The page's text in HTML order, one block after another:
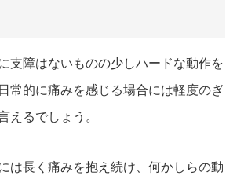
支障はないものの少しハードな動作を
常的に痛みを感じる場合には軽度のぎ
えるでしょう 。
は長く痛みを抱え続け、何かしらの動